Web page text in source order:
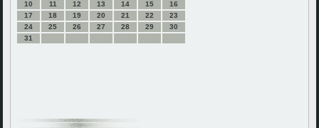
10
11 12 13 14 15
16
17
18 19 20 21 22
23
24
25 26 27 28 29
30
31